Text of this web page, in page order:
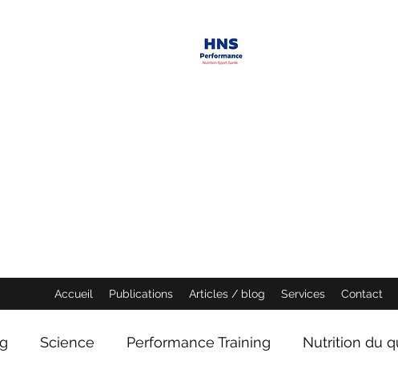
Accueil Publications Articles / blog Services Contact
Science Performance Training Nutrition du